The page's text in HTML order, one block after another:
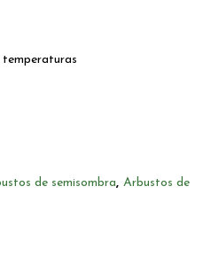
de semisombra, Arbustos de